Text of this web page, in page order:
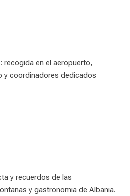
en el aeropuerto,
y coordinadores dedicados
y recuerdos de las
y gastronomia de Albania.